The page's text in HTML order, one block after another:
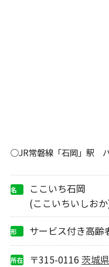
○JR常磐線「石岡」駅
名
ここいち石岡
(ここいちいしお
形
サービス付き高齢
所在
〒315-0116 茨城県